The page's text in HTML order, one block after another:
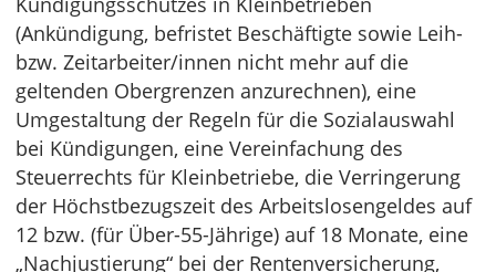
(Ankündigung, befristet Beschäftigte sowie Leih-
bzw. Zeitarbeiter/innen nicht mehr auf die
geltenden Obergrenzen anzurechnen), eine
Umgestaltung der Regeln für die Sozialauswahl
bei Kündigungen, eine Vereinfachung des
Steuerrechts für Kleinbetriebe, die Verringerung
der Höchstbezugszeit des Arbeitslosengeldes auf
12 bzw. (für Über-55-Jährige) auf 18 Monate, eine
„Nachjustierung“ bei der Rentenversicherung,